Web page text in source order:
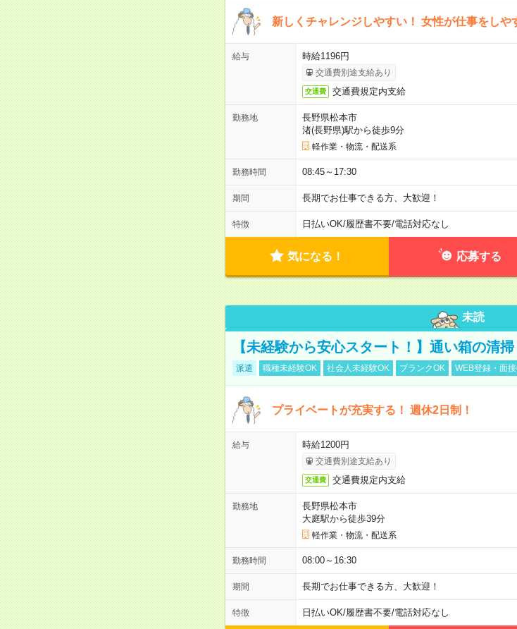
新しくチャレンジしやすい！ 女性が仕事をしや
給与 時給1196円
交通費別途支給あり
交通費 交通費規定内支給
勤務地
長野県松本市
渚(長野県)駅から徒歩9分
軽作業・物流・配送系
勤務時間 08:45～17:30
期間 長期でお仕事できる方、大歓迎！
特徴 日払いOK/履歴書不要/電話対応なし
気になる！ 応募する
未読
【未経験から安心スタート！】通い箱の清
派遣 職種未経験OK 社会人未経験OK ブランクOK WEB登録・面
プライベートが充実する！ 週休2日制！
給与 時給1200円
交通費別途支給あり
交通費 交通費規定内支給
勤務地
長野県松本市
大庭駅から徒歩39分
軽作業・物流・配送系
勤務時間 08:00～16:30
期間 長期でお仕事できる方、大歓迎！
特徴 日払いOK/履歴書不要/電話対応なし